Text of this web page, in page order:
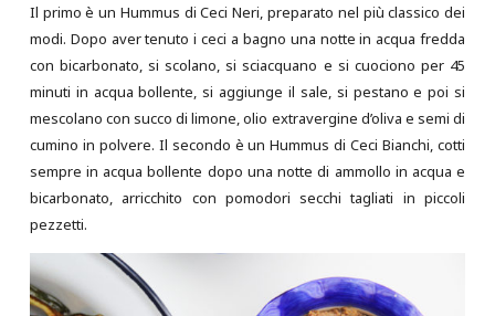
Il primo è un Hummus di Ceci Neri, preparato nel più classico dei
modi. Dopo aver tenuto i ceci a bagno una notte in acqua fredda
con bicarbonato, si scolano, si sciacquano e si cuociono per 45
minuti in acqua bollente, si aggiunge il sale, si pestano e poi si
mescolano con succo di limone, olio extravergine d’oliva e semi di
cumino in polvere. Il secondo è un Hummus di Ceci Bianchi, cotti
sempre in acqua bollente dopo una notte di ammollo in acqua e
bicarbonato, arricchito con pomodori secchi tagliati in piccoli
pezzetti.